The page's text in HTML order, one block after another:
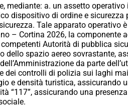
mediante: a. un assetto
dispositivo di ordine e
Tale apparato operativo
– Cortina 2026, la componente
Autorità di pubblica
dello spazio aereo sovrastante,
da parte
dei controlli di polizia sui laghi
e densità turistica,
“117”, assicurando una